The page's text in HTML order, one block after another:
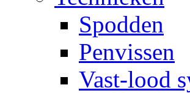
Spodden
Penvissen
Vast-lood